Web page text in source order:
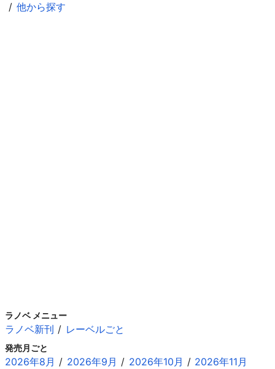
他から探す
ラノベ メニュー
ラノベ新刊 レーベルごと
発売月ごと
2026年8月 2026年9月 2026年10月
2026年11月